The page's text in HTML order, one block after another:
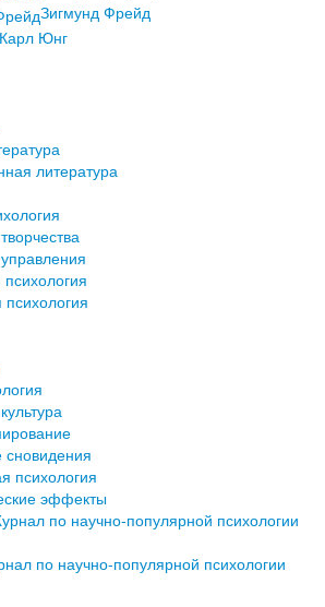
Зигмунд Фрейд
Карл Юнг
литература
психология
психология
эффекты
по научно-популярной психологии
по научно-популярной психологии